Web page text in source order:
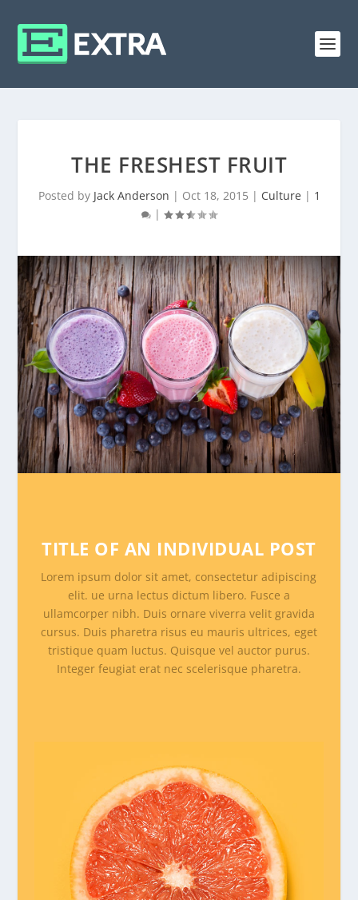
THE FRESHEST FRUIT
Posted by Jack Anderson | Oct 18, 2015 | Culture | 1
|
TITLE OF AN INDIVIDUAL POST
Lorem ipsum dolor sit amet, consectetur adipiscing
elit. ue urna lectus dictum libero. Fusce a
ullamcorper nibh. Duis ornare viverra velit gravida
cursus. Duis pharetra risus eu mauris ultrices, eget
tristique quam luctus. Quisque vel auctor purus.
Integer feugiat erat nec scelerisque pharetra.